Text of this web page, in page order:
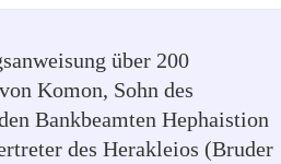
über 200
Komon, Sohn des
Bankbeamten Hephaistion
des Herakleios (Bruder